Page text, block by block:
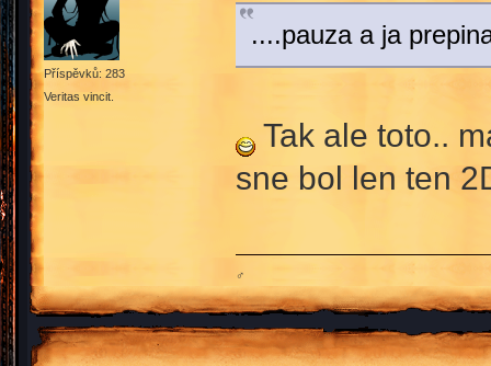
Příspěvků: 283
Veritas vincit.
....pauza a ja
Tak ale toto..
sne bol len ten
♂